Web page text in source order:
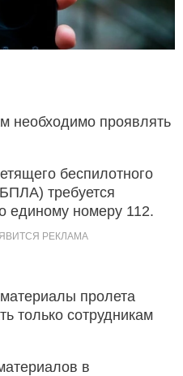
необходимо проявлять
беспилотного
требуется
единому номеру 112.
пролета
только сотрудникам
в